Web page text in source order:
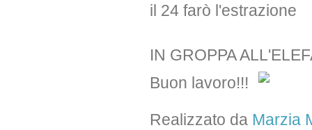
il 24 farò l'estrazione
IN GROPPA
Buon lavoro!!!
Realizzato da Marzia